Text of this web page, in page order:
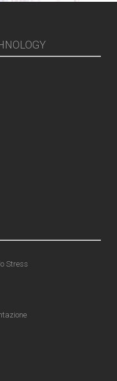
Stress